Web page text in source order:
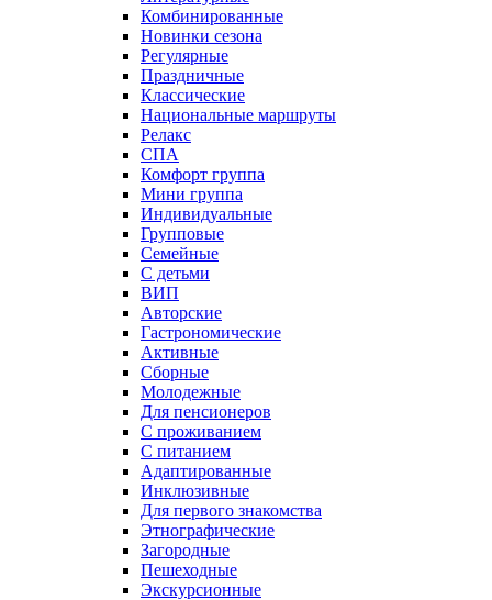
Комбинированные
Новинки сезона
Регулярные
Праздничные
Классические
Национальные маршруты
Релакс
СПА
Комфорт группа
Мини группа
Индивидуальные
Групповые
Семейные
С детьми
ВИП
Авторские
Гастрономические
Активные
Сборные
Молодежные
Для пенсионеров
С проживанием
С питанием
Адаптированные
Инклюзивные
Для первого знакомства
Этнографические
Загородные
Пешеходные
Экскурсионные